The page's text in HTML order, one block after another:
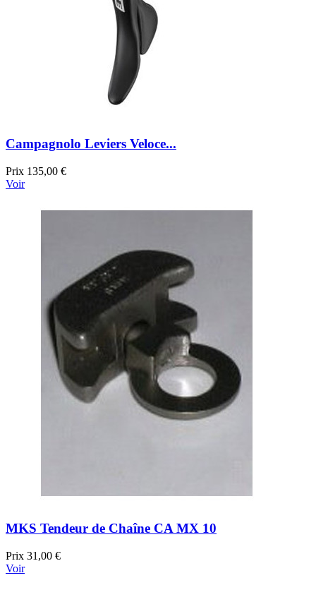
Campagnolo Leviers Veloce...
Prix 135,00 €
Voir
MKS Tendeur de Chaîne CA MX 10
Prix 31,00 €
Voir